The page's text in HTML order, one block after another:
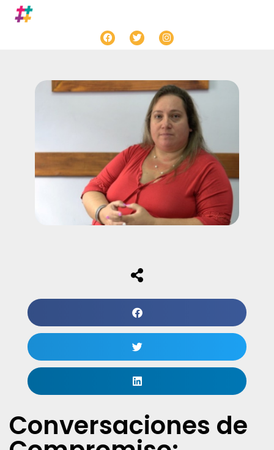
Conversaciones de